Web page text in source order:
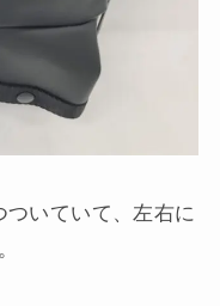
ついていて、左右に